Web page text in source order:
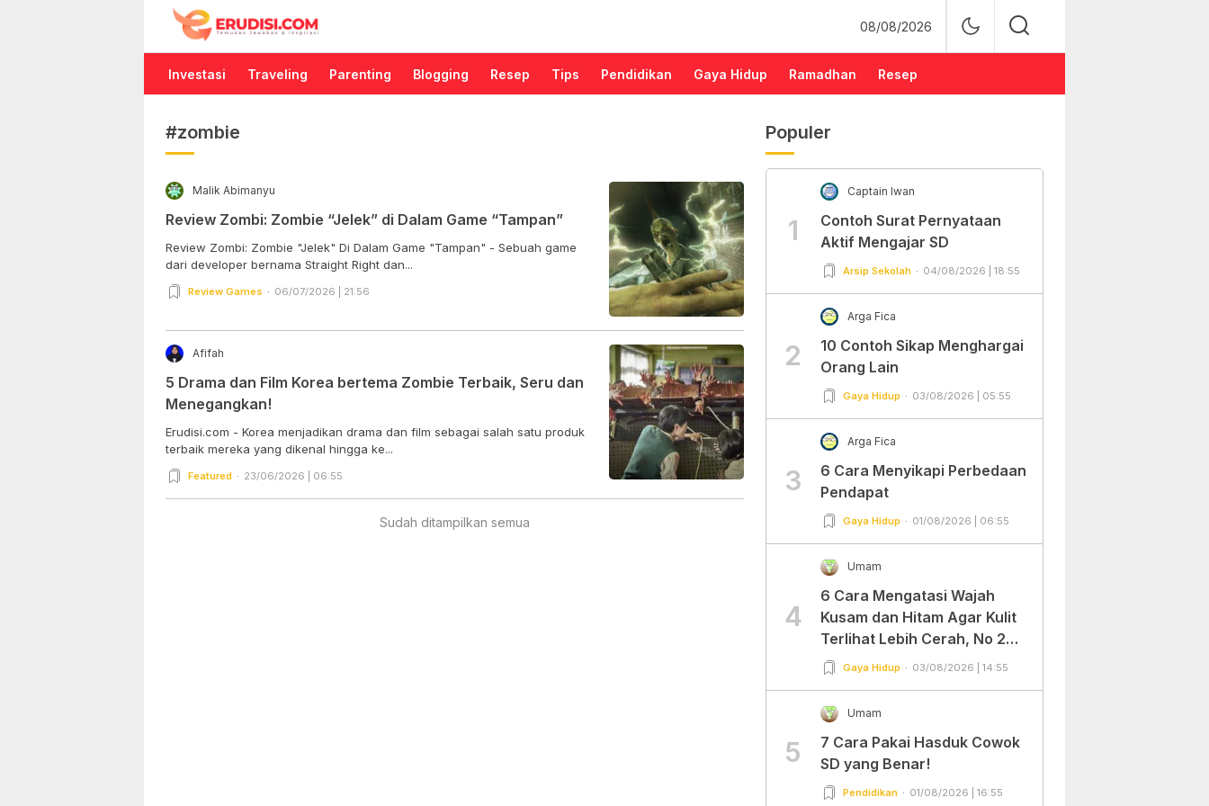
Erudisi
Temukan Jawaban dan Inspirasi
08/08/2026
Investasi Traveling Parenting Blogging Resep Tips Pendidikan Gaya Hidup Ramadhan Resep
#zombie
Malik Abimanyu
Review Zombi: Zombie “Jelek” di Dalam Game “Tampan”
Review Zombi: Zombie "Jelek" Di Dalam Game "Tampan" - Sebuah game
dari developer bernama Straight Right dan...
Review Games 06/07/2026 | 21:56
Afifah
5 Drama dan Film Korea bertema Zombie Terbaik, Seru dan
Menegangkan!
Erudisi.com - Korea menjadikan drama dan film sebagai salah satu produk
terbaik mereka yang dikenal hingga ke...
Featured 23/06/2026 | 06:55
Sudah ditampilkan semua
Populer
1
Captain Iwan
Contoh Surat Pernyataan
Aktif Mengajar SD
Arsip Sekolah 04/08/2026 | 18:55
2
Arga Fica
10 Contoh Sikap Menghargai
Orang Lain
Gaya Hidup 03/08/2026 | 05:55
3
Arga Fica
6 Cara Menyikapi Perbedaan
Pendapat
Gaya Hidup 01/08/2026 | 06:55
4
Umam
6 Cara Mengatasi Wajah
Kusam dan Hitam Agar Kulit
Terlihat Lebih Cerah, No 2
Gampang Banget dan Mudah
Gaya Hidup 03/08/2026 | 14:55
5
Umam
7 Cara Pakai Hasduk Cowok
SD yang Benar!
Pendidikan 01/08/2026 | 16:55